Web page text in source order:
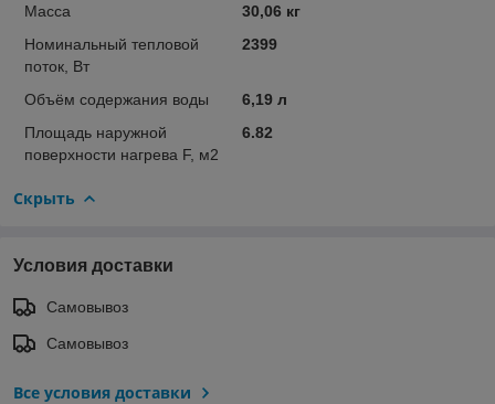
Масса
30,06 кг
Номинальный тепловой
поток, Вт
2399
Объём содержания воды
6,19 л
Площадь наружной
поверхности нагрева F, м2
6.82
Скрыть
Условия доставки
Самовывоз
Самовывоз
Все условия доставки